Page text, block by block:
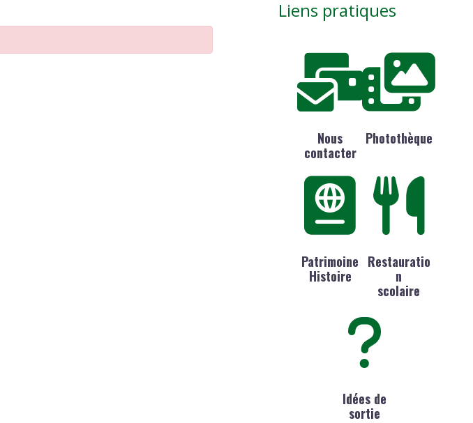
Liens pratiques
Nous
contacter
Photothèque
Patrimoine
Histoire
Restauratio
n
scolaire
Idées de
sortie